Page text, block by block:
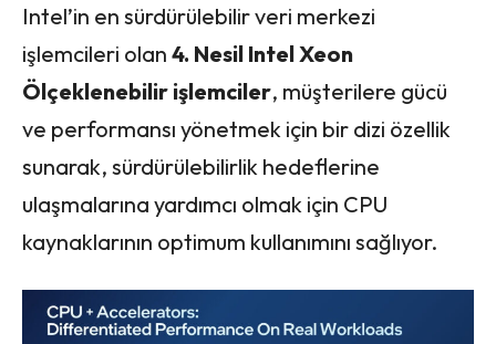
Intel’in en sürdürülebilir veri merkezi
işlemcileri olan 4. Nesil Intel Xeon
Ölçeklenebilir işlemciler, müşterilere gücü
ve performansı yönetmek için bir dizi özellik
sunarak, sürdürülebilirlik hedeflerine
ulaşmalarına yardımcı olmak için CPU
kaynaklarının optimum kullanımını sağlıyor.